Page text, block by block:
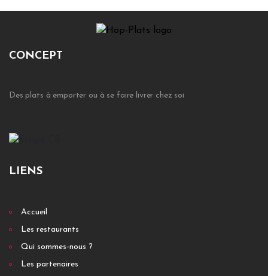
CONCEPT
Des plats à emporter ou à se faire livrer chez soi
LIENS
Accueil
Les restaurants
Qui sommes-nous ?
Les partenaires